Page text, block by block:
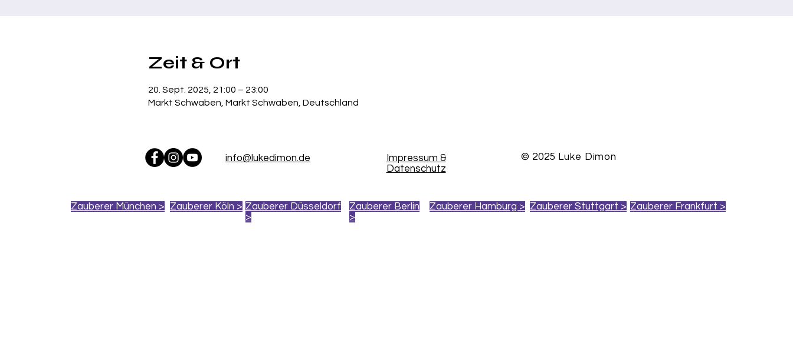
Zeit & Ort
20. Sept. 2025, 21:00 – 23:00
Markt Schwaben, Markt Schwaben, Deutschland
info@lukedimon.de
Zauberer München > Zauberer Köln > Zauberer Düsseldorf
>
Impressum &
Datenschutz
© 2025 Luke Dimon
Zauberer Berlin
>
Zauberer Hamburg > Zauberer Stuttgart > Zauberer Frankfurt >